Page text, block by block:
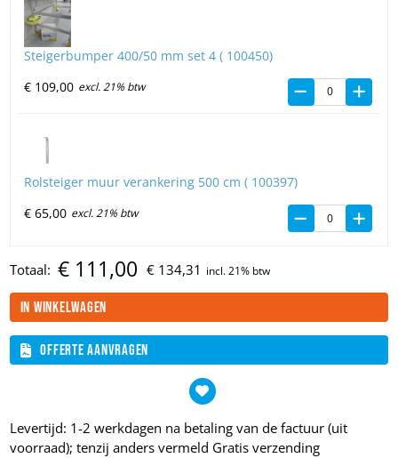
Steigerbumper 400/50 mm set 4 ( 100450)
€ 109,00 excl. 21% btw
Rolsteiger muur verankering 500 cm ( 100397)
€65,00 excl. 21% btw
Totaal: € 134,31
€ 111,00
In winkelwagen
Offerte aanvragen
Levertijd: 1-2 werkdagen na betaling van de factuur (uit
voorraad); tenzij anders vermeld Gratis verzending